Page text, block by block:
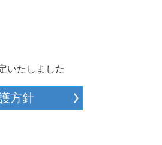
いたしました
護方針